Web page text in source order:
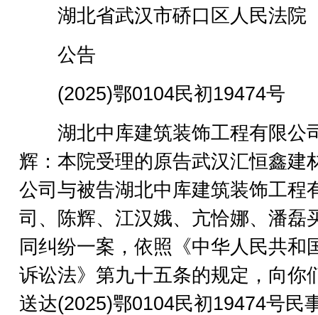
湖北省武汉市硚口区人民法院
公告
(2025)鄂0104民初19474号
湖北中库建筑装饰工程有限公
辉：本院受理的原告武汉汇恒鑫建
公司与被告湖北中库建筑装饰工程
司、陈辉、江汉娥、亢恰娜、潘磊
同纠纷一案，依照《中华人民共和
诉讼法》第九十五条的规定，向你
送达(2025)鄂0104民初19474号民